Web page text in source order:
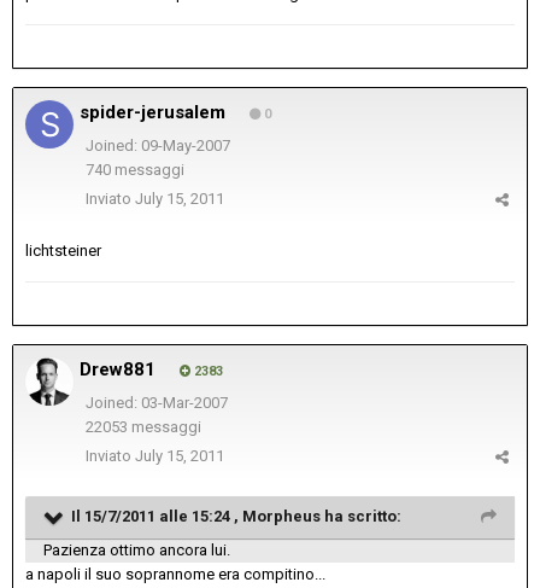
spider-jerusalem 0
Joined: 09-May-2007
740 messaggi
Inviato July 15, 2011
lichtsteiner
Drew881 2383
Joined: 03-Mar-2007
22053 messaggi
Inviato July 15, 2011
Il 15/7/2011 alle 15:24 , Morpheus ha scritto:
Pazienza ottimo ancora lui.
a napoli il suo soprannome era compitino...